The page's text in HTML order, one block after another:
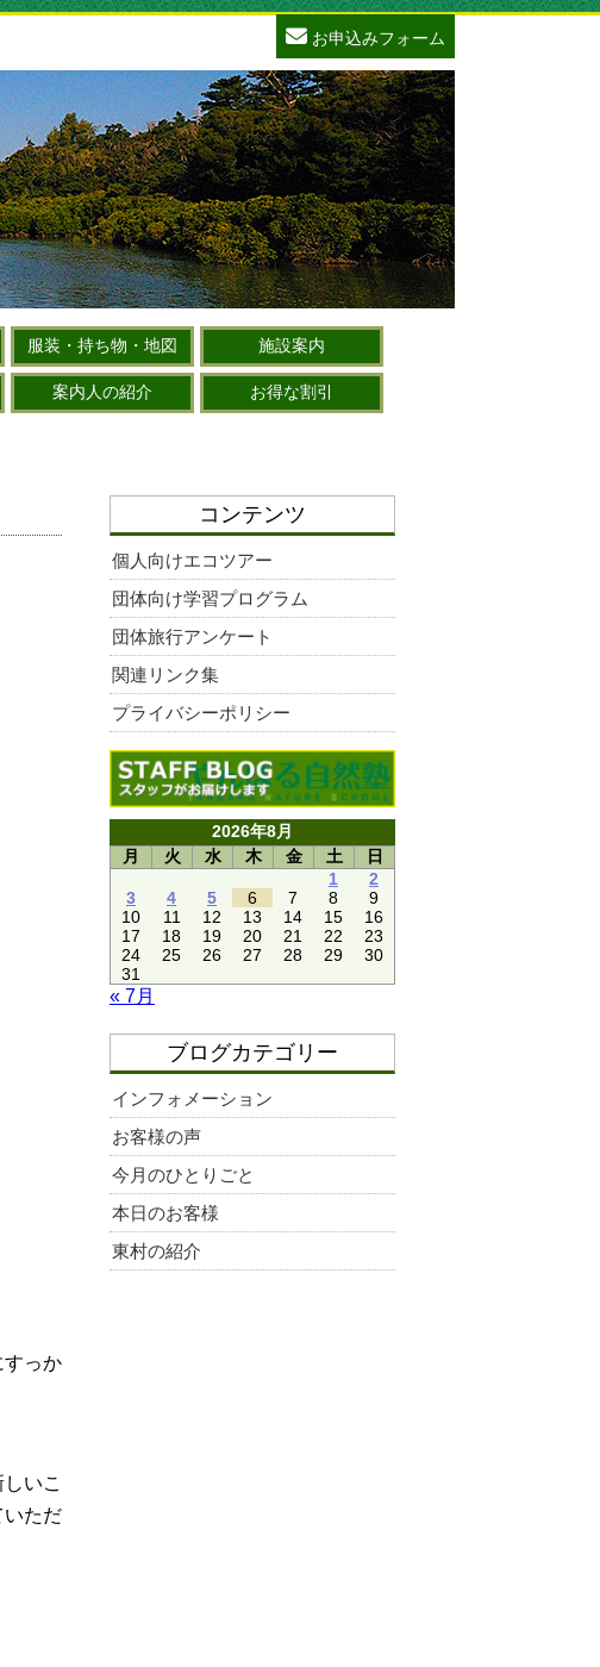
お申込みフォーム
服装・持ち物・地図 施設案内
案内人の紹介 お得な割引
すっか
いこ
いただ
コンテンツ
個人向けエコツアー
団体向け学習プログラム
団体旅行アンケート
関連リンク集
プライバシーポリシー
2026年8月
月
火 水 木 金 土
日
1
2
3
4 5 6 7 8
9
10
11 12 13 14 15
16
17
18 19 20 21 22
23
24
25 26 27 28 29
30
31
« 7月
ブログカテゴリー
インフォメーション
お客様の声
今月のひとりごと
本日のお客様
東村の紹介